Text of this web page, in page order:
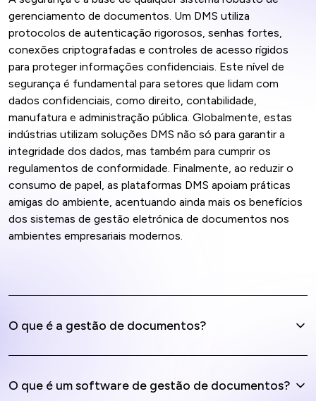
gerenciamento de documentos. Um DMS utiliza
protocolos de autenticação rigorosos, senhas fortes,
conexões criptografadas e controles de acesso rígidos
para proteger informações confidenciais. Este nível de
segurança é fundamental para setores que lidam com
dados confidenciais, como direito, contabilidade,
manufatura e administração pública. Globalmente, estas
indústrias utilizam soluções DMS não só para garantir a
integridade dos dados, mas também para cumprir os
regulamentos de conformidade. Finalmente, ao reduzir o
consumo de papel, as plataformas DMS apoiam práticas
amigas do ambiente, acentuando ainda mais os benefícios
dos sistemas de gestão eletrónica de documentos nos
ambientes empresariais modernos.
O que é a gestão de documentos?
O que é um software de gestão de documentos?